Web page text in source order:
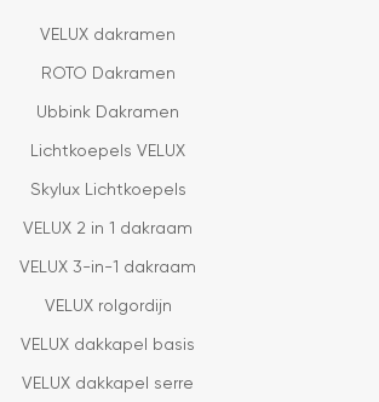
VELUX dakramen
ROTO Dakramen
Ubbink Dakramen
Lichtkoepels VELUX
Skylux Lichtkoepels
VELUX 2 in 1 dakraam
VELUX 3-in-1 dakraam
VELUX rolgordijn
VELUX dakkapel basis
VELUX dakkapel serre